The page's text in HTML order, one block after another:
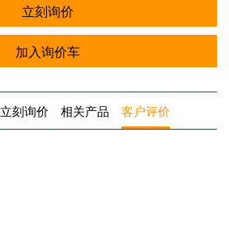
立刻询价
加入询价车
立刻询价 相关产品 客户评价